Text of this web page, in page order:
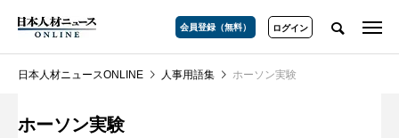
会員登録（無料） ログイン
日本人材ニュースONLINE 人事用語集 ホーソン実験
ホーソン実験